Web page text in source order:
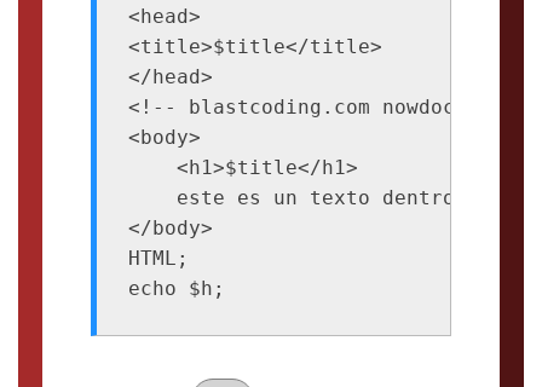
<head>
<title>$title</title>
</head>
<!-- blastcoding.com nowdoc
<body>
    <h1>$title</h1>
este es un texto dentro de
</body>
HTML;